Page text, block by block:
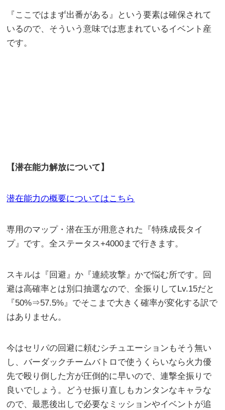
『ここではまず出番がある』という要素は確保されて
いるので、そういう意味では恵まれているイベント産
です。
【潜在能力解放について】
潜在能力の概要についてはこちら
専用のマップ・潜在玉が用意された『特殊成長タイ
プ』です。全ステータス+4000まで行きます。
スキルは『回避』か『連続攻撃』かで悩む所です。回
避は高確率とは別口抽選なので、全振りしてLv.15だと
『50%⇒57.5%』でそこまで大きく確率が変化する訳で
はありません。
今はセリパの回避に頼むシチュエーションもそう無い
し、バーダックチームバトロで使うくらいなら火力優
先で殴り倒した方が圧倒的に早いので、連撃全振りで
良いでしょう。どうせ振り直しもカンタンなキャラな
ので、最悪後出しで必要なミッションやイベントが追